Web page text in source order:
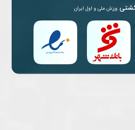
ورزش ملی و اول ایران